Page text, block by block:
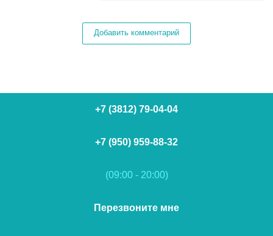
Добавить комментарий
+7 (3812) 79-04-04
+7 (950) 959-88-32
(09:00 - 20:00)
Перезвоните мне